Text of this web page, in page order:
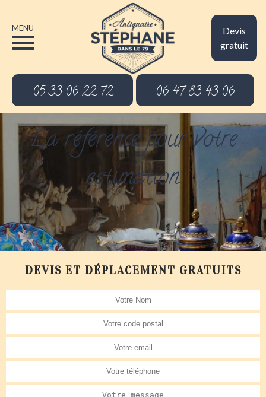
Devis
gratuit
MENU
05 33 06 22 72 06 47 83 43 06
La référence pour votre
estimation
DEVIS ET DÉPLACEMENT GRATUITS